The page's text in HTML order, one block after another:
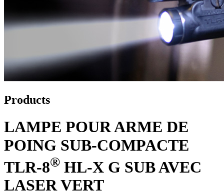
Products
LAMPE POUR ARME DE
POING SUB-COMPACTE
TLR-8® HL-X G SUB AVEC
LASER VERT